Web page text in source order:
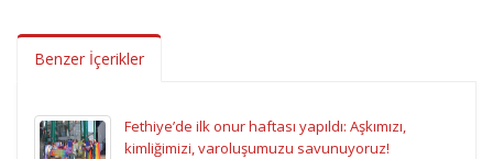
Benzer İçerikler
Fethiye’de ilk onur haftası yapıldı: Aşkımızı,
kimliğimizi, varoluşumuzu savunuyoruz!